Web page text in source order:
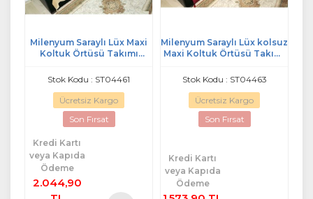
Milenyum Saraylı Lüx Maxi
Koltuk Örtüsü Takımı
Stok Kodu : ST04461
Ücretsiz Kargo
Son Fırsat
Kredi Kartı
veya Kapıda
Ödeme
2.044,90
Milenyum Saraylı Lüx kolsuz
Maxi Koltuk Örtüsü Takımı
Stok Kodu : ST04463
Ücretsiz Kargo
Son Fırsat
Kredi Kartı
veya Kapıda
Ödeme